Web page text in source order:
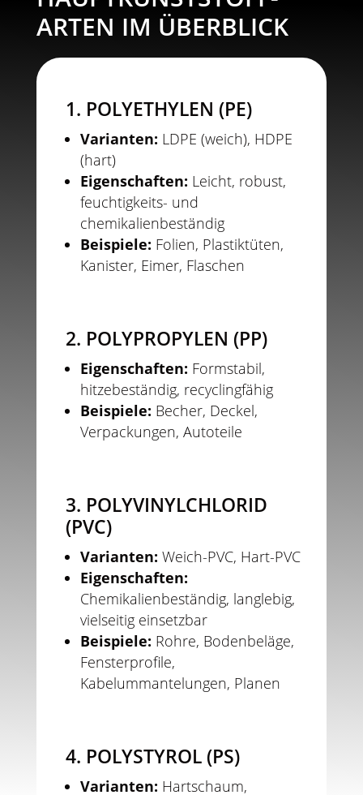
ARTEN IM ÜBERBLICK
1. POLYETHYLEN (PE)
Varianten: LDPE (weich), HDPE
(hart)
Eigenschaften: Leicht, robust,
feuchtigkeits- und
chemikalienbeständig
Beispiele: Folien, Plastiktüten,
Kanister, Eimer, Flaschen
2. POLYPROPYLEN (PP)
Eigenschaften: Formstabil,
hitzebeständig, recyclingfähig
Beispiele: Becher, Deckel,
Verpackungen, Autoteile
3. POLYVINYLCHLORID
(PVC)
Varianten: Weich-PVC, Hart-PVC
Eigenschaften:
Chemikalienbeständig, langlebig,
vielseitig einsetzbar
Beispiele: Rohre, Bodenbeläge,
Fensterprofile,
Kabelummantelungen, Planen
4. POLYSTYROL (PS)
Varianten: Hartschaum,